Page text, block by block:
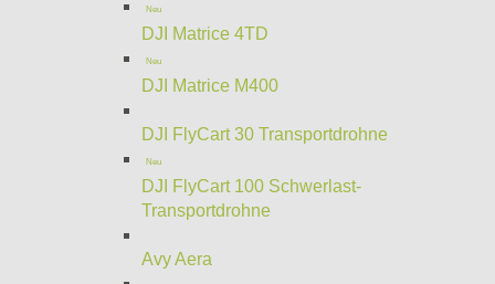
Neu
DJI Matrice 4TD
Neu
DJI Matrice M400
DJI FlyCart 30 Transportdrohne
Neu
DJI FlyCart 100 Schwerlast-
Transportdrohne
Avy Aera